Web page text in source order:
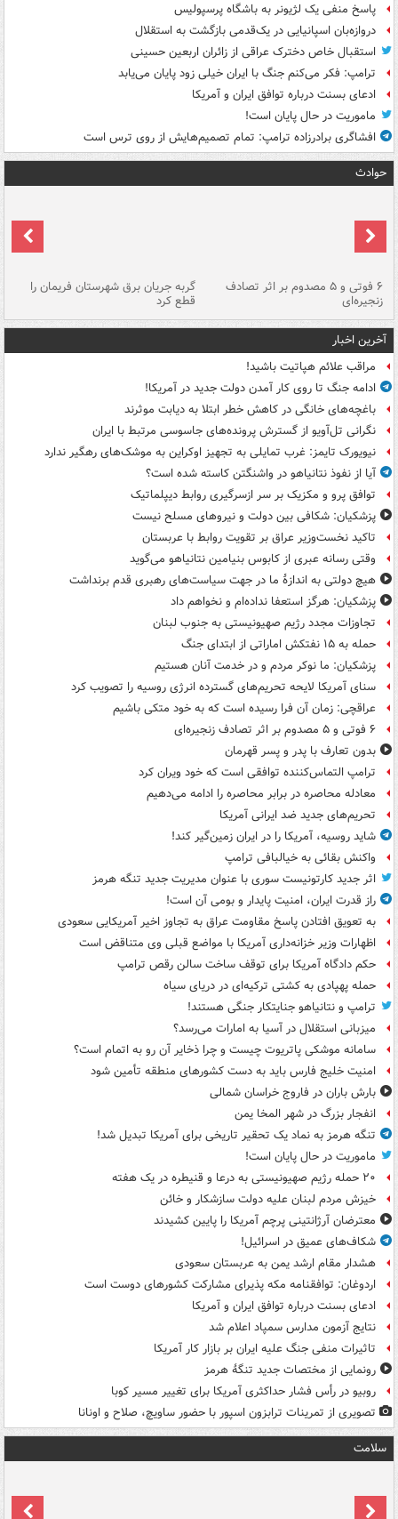
پاسخ منفی یک لژیونر به باشگاه پرسپولیس
دروازه‌بان اسپانیایی در یک‌قدمی بازگشت به استقلال
استقبال خاص دخترک عراقی از زائران اربعین حسینی
ترامپ: فکر می‌کنم جنگ با ایران خیلی زود پایان می‌یابد
ادعای بسنت درباره توافق ایران و آمریکا
ماموریت در حال پایان است!
افشاگری برادرزاده ترامپ: تمام تصمیم‌هایش از روی ترس است
حوادث
۶ فوتی و ۵ مصدوم بر اثر تصادف
زنجیره‌ای
گربه جریان برق شهرستان فریمان را
قطع کرد
آخرین اخبار
مراقب علائم هپاتیت باشید!
ادامه جنگ تا روی کار آمدن دولت جدید در آمریکا!
باغچه‌های خانگی در کاهش خطر ابتلا به دیابت موثرند
نگرانی تل‌آویو از گسترش پرونده‌های جاسوسی مرتبط با ایران
نیویورک تایمز: غرب تمایلی به تجهیز اوکراین به موشک‌های رهگیر ندارد
آیا از نفوذ نتانیاهو در واشنگتن کاسته شده است؟
توافق پرو و مکزیک بر سر ازسرگیری روابط دیپلماتیک
پزشکیان: شکافی بین دولت و نیروهای مسلح نیست
تاکید نخست‌وزیر عراق بر تقویت روابط با عربستان
وقتی رسانه عبری از کابوس بنیامین نتانیاهو می‌گوید
هیچ دولتی به اندازۀ ما در جهت سیاست‌های رهبری قدم برنداشت
پزشکیان: هرگز استعفا نداده‌ام و نخواهم داد
تجاوزات مجدد رژیم صهیونیستی به جنوب لبنان
حمله به ۱۵ نفتکش‌ اماراتی از ابتدای جنگ
پزشکیان: ما نوکر مردم و در خدمت آنان هستیم
سنای آمریکا لایحه تحریم‌های گسترده انرژی روسیه را تصویب کرد
عراقچی: زمان آن فرا رسیده است که به خود متکی باشیم
۶ فوتی و ۵ مصدوم بر اثر تصادف زنجیره‌ای
بدون تعارف با پدر و پسر قهرمان
ترامپ التماس‌کننده توافقی است که خود ویران کرد
معادله محاصره در برابر محاصره را ادامه می‌دهیم
تحریم‌های جدید ضد ایرانی آمریکا
شاید روسیه، آمریکا را در ایران زمین‌گیر کند!
واکنش بقائی به خیالبافی ترامپ
اثر جدید کارتونیست سوری با عنوان مدیریت جدید تنگه هرمز
راز قدرت ایران، امنیت پایدار و بومی آن است!
به تعویق افتادن پاسخ مقاومت عراق به تجاوز اخیر آمریکایی سعودی
اظهارات وزیر خزانه‌داری آمریکا با مواضع قبلی وی متناقض است
حکم دادگاه آمریکا برای توقف ساخت سالن رقص ترامپ
حمله پهپادی به کشتی ترکیه‌ای در دریای سیاه
ترامپ و نتانیاهو جنایتکار جنگی هستند!
میزبانی استقلال در آسیا به امارات می‌رسد؟
سامانه موشکی پاتریوت چیست و چرا ذخایر آن رو به اتمام است؟
امنیت خلیج فارس باید به دست کشورهای منطقه تأمین شود
بارش باران در فاروج خراسان شمالی
انفجار بزرگ در شهر المخا یمن
تنگه هرمز به نماد یک تحقیر تاریخی برای آمریکا تبدیل شد!
ماموریت در حال پایان است!
۲۰ حمله رژیم صهیونیستی به درعا و قنیطره در یک هفته
خیزش مردم لبنان علیه دولت سازشکار و خائن
معترضان آرژانتینی پرچم آمریکا را پایین کشیدند
شکاف‌های عمیق در اسرائیل!
هشدار مقام ارشد یمن به عربستان سعودی
اردوغان: توافقنامه مکه پذیرای مشارکت کشورهای دوست است
ادعای بسنت درباره توافق ایران و آمریکا
نتایج آزمون مدارس سمپاد اعلام شد
تاثیرات منفی جنگ علیه ایران بر بازار کار آمریکا
رونمایی از مختصات جدید تنگۀ هرمز
روبیو در رأس فشار حداکثری آمریکا برای تغییر مسیر کوبا
تصویری از تمرینات ترابزون اسپور با حضور ساویچ، صلاح و اونانا
سلامت